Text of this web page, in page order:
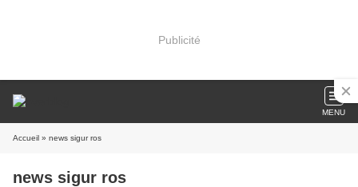
Publicité
MENU
Accueil » news sigur ros
news sigur ros